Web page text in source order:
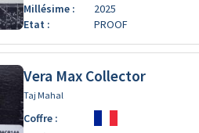
Millésime :
2025
Etat :
PROOF
Vera Max Collector
Taj Mahal
Coffre :